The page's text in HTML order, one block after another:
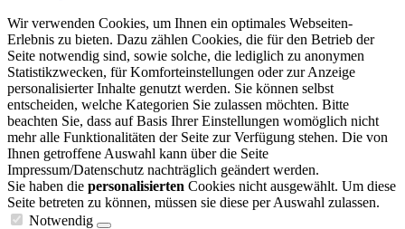
Wir verwenden Cookies, um Ihnen ein optimales Webseiten-
Erlebnis zu bieten. Dazu zählen Cookies, die für den Betrieb der
Seite notwendig sind, sowie solche, die lediglich zu anonymen
Statistikzwecken, für Komforteinstellungen oder zur Anzeige
personalisierter Inhalte genutzt werden. Sie können selbst
entscheiden, welche Kategorien Sie zulassen möchten. Bitte
beachten Sie, dass auf Basis Ihrer Einstellungen womöglich nicht
mehr alle Funktionalitäten der Seite zur Verfügung stehen. Die von
Ihnen getroffene Auswahl kann über die Seite
Impressum/Datenschutz nachträglich geändert werden.
Sie haben die personalisierten Cookies nicht ausgewählt. Um diese
Seite betreten zu können, müssen sie diese per Auswahl zulassen.
Notwendig